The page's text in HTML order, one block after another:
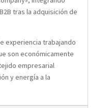
tras la adquisición de
experiencia trabajando
son económicamente
empresarial
y energía a la